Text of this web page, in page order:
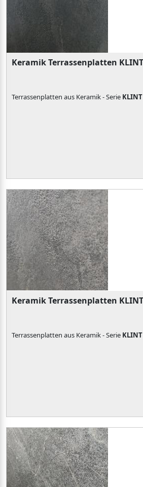
Keramik Terrassenplatten
Terrassenplatten aus Keramik - Serie KLINT
Keramik Terrassenplatten
Terrassenplatten aus Keramik - Serie KLINT